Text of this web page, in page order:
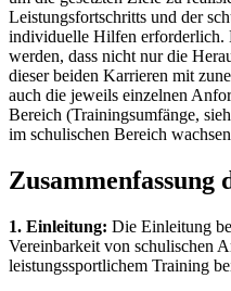
Leistungsfortschritts und der
individuelle Hilfen erforderlich.
werden, dass nicht nur die
dieser beiden Karrieren mit
auch die jeweils einzelnen
Bereich (Trainingsumfänge,
im schulischen Bereich
Zusammenfassung
1. Einleitung: Die Einleitung
Vereinbarkeit von schulischen
leistungssportlichem Training